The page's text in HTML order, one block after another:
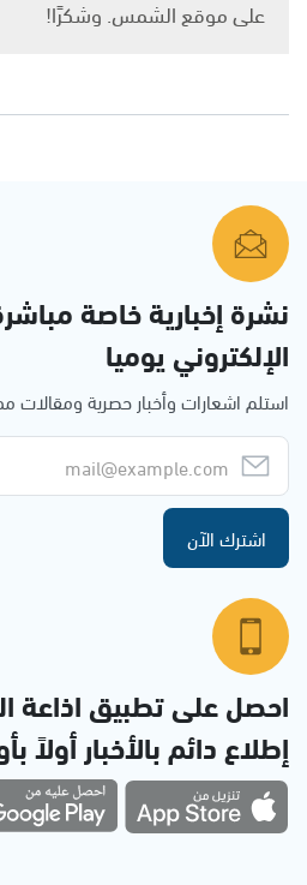
على موقع الشمس. وشكرًا!
نشرة إخبارية خاصة
الإلكتروني يوميا
استلم اشعارات وأخبار حصرية
اشترك الآن
احصل على تطبيق
إطلاع دائم بالأخبار أولاً